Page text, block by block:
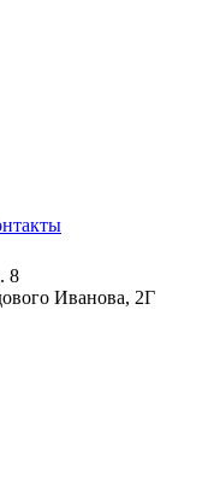
8
Иванова, 2Г